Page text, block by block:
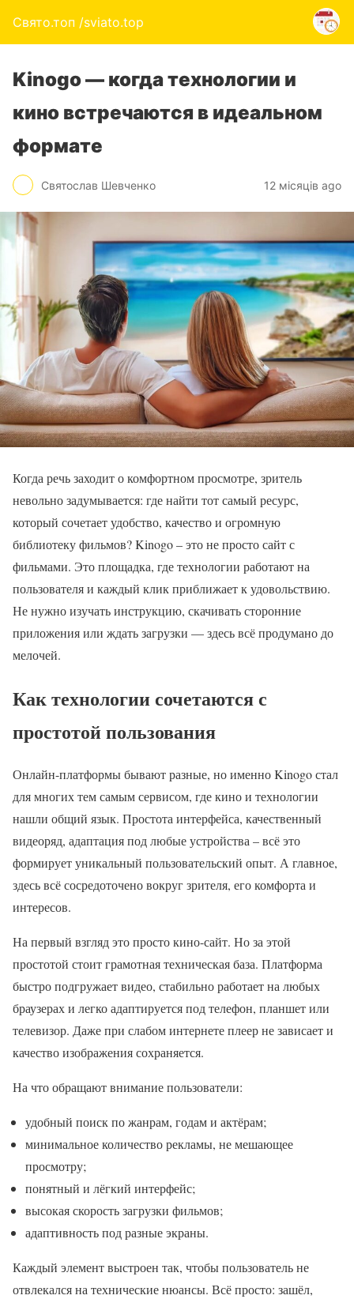
Свято.топ /sviato.top
Kinogo — когда технологии и
кино встречаются в идеальном
формате
Святослав Шевченко 12 місяців ago
Когда речь заходит о комфортном просмотре, зритель
невольно задумывается: где найти тот самый ресурс,
который сочетает удобство, качество и огромную
библиотеку фильмов? Kinogo – это не просто сайт с
фильмами. Это площадка, где технологии работают на
пользователя и каждый клик приближает к удовольствию.
Не нужно изучать инструкцию, скачивать сторонние
приложения или ждать загрузки — здесь всё продумано до
мелочей.
Как технологии сочетаются с
простотой пользования
Онлайн-платформы бывают разные, но именно Kinogo стал
для многих тем самым сервисом, где кино и технологии
нашли общий язык. Простота интерфейса, качественный
видеоряд, адаптация под любые устройства – всё это
формирует уникальный пользовательский опыт. А главное,
здесь всё сосредоточено вокруг зрителя, его комфорта и
интересов.
На первый взгляд это просто кино-сайт. Но за этой
простотой стоит грамотная техническая база. Платформа
быстро подгружает видео, стабильно работает на любых
браузерах и легко адаптируется под телефон, планшет или
телевизор. Даже при слабом интернете плеер не зависает и
качество изображения сохраняется.
На что обращают внимание пользователи:
удобный поиск по жанрам, годам и актёрам;
минимальное количество рекламы, не мешающее
просмотру;
понятный и лёгкий интерфейс;
высокая скорость загрузки фильмов;
адаптивность под разные экраны.
Каждый элемент выстроен так, чтобы пользователь не
отвлекался на технические нюансы. Всё просто: зашёл,